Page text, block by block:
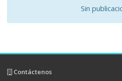
Sin
Contáctenos